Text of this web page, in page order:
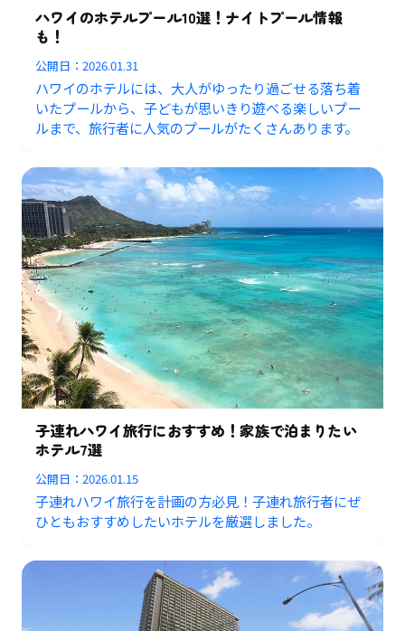
ハワイのホテルプール10選！ナイトプール情報
も！
公開日：2026.01.31
ハワイのホテルには、大人がゆったり過ごせる落ち着
いたプールから、子どもが思いきり遊べる楽しいプー
ルまで、旅行者に人気のプールがたくさんあります。
子連れハワイ旅行におすすめ！家族で泊まりたい
ホテル7選
公開日：2026.01.15
子連れハワイ旅行を計画の方必見！子連れ旅行者にぜ
ひともおすすめしたいホテルを厳選しました。